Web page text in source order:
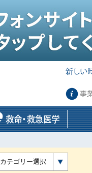
事
カテゴリー選択